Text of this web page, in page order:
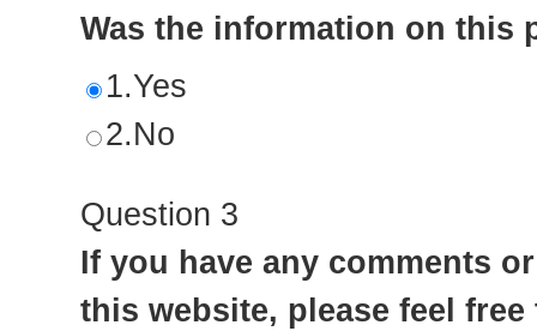
Was the information on this
1.Yes
2.No
Question 3
If you have any comments
this website, please feel